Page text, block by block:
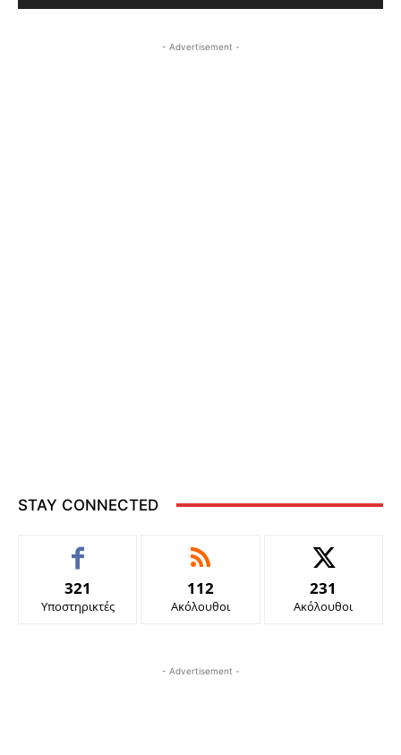
- Advertisement -
STAY CONNECTED
321
Υποστηρικτές
112
Ακόλουθοι
231
Ακόλουθοι
- Advertisement -